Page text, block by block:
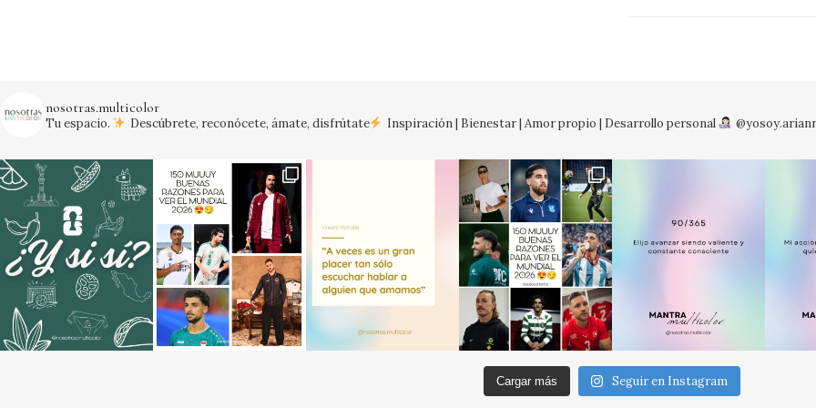
nosotras.multicolor
Tu espacio. Descúbrete, reconócete, ámate, disfrútate Inspiración | Bienestar | Amor propio | Desarrollo personal
¡Vamos México!
#mexico #mundial20
No so
Cargar más Seguir en Instagram